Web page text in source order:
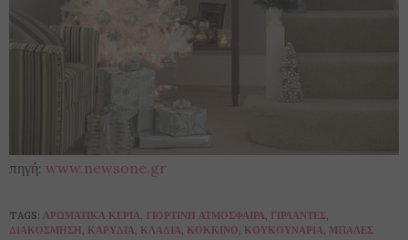
πηγή: www.newsone.gr
TAGS: ΑΡΩΜΑΤΙΚΆ ΚΕΡΙΆ, ΓΙΟΡΤΙΝΉ ΑΤΜΌΣΦΑΙΡΑ, ΓΙΡΛΆΝΤΕΣ,
ΔΙΑΚΌΣΜΗΣΗ, ΚΑΡΎΔΙΑ, ΚΛΑΔΙΆ, ΚΌΚΚΙΝΟ, ΚΟΥΚΟΥΝΆΡΙΑ, ΜΠΆΛΕΣ